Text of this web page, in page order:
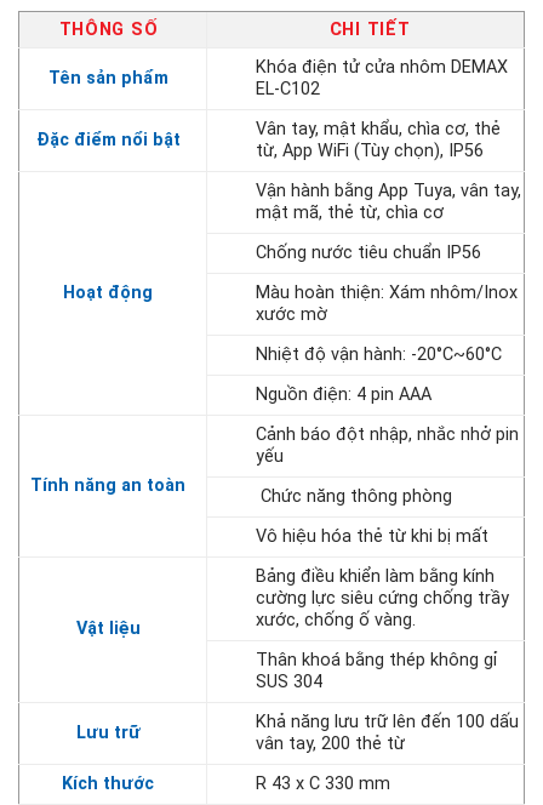
THÔNG SỐ CHI TIẾT
Tên sản phẩm
Khóa điện tử cửa nhôm DEMAX
EL-C102
Đặc điểm nổi bật
Vân tay, mật khẩu, chìa cơ, thẻ
từ, App WiFi (Tùy chọn), IP56
Hoạt động
Vận hành bằng App Tuya, vân tay,
mật mã, thẻ từ, chìa cơ
Chống nước tiêu chuẩn IP56
Màu hoàn thiện: Xám nhôm/Inox
xước mờ
Nhiệt độ vận hành: -20°C~60°C
Nguồn điện: 4 pin AAA
Tính năng an toàn
Cảnh báo đột nhập, nhắc nhở pin
yếu
Chức năng thông phòng
Vô hiệu hóa thẻ từ khi bị mất
Vật liệu
Bảng điều khiển làm bằng kính
cường lực siêu cứng chống trầy
xước, chống ố vàng.
Thân khoá bằng thép không gỉ
SUS 304
Lưu trữ
Khả năng lưu trữ lên đến 100 dấu
vân tay, 200 thẻ từ
Kích thước
R 43 x C 330 mm